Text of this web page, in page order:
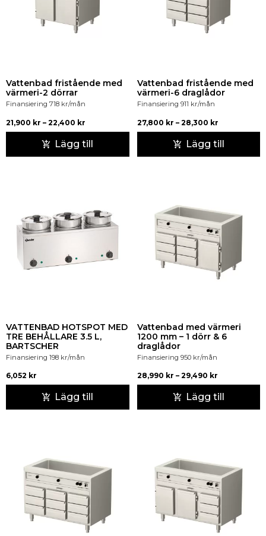
Vattenbad fristående med
värmeri-2 dörrar
Finansiering 718 kr/mån
21,900 kr – 22,400 kr
Lägg till
Vattenbad fristående med
värmeri-6 draglådor
Finansiering 911 kr/mån
27,800 kr – 28,300 kr
Lägg till
VATTENBAD HOTSPOT MED
TRE BEHÅLLARE 3.5 L,
BARTSCHER
Finansiering 198 kr/mån
6,052 kr
Lägg till
Vattenbad med värmeri
1200 mm – 1 dörr & 6
draglådor
Finansiering 950 kr/mån
28,990 kr – 29,490 kr
Lägg till